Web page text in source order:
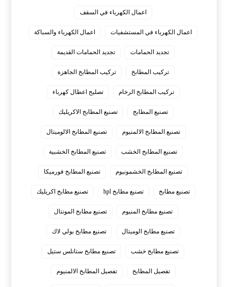
اعمال الكهرباء في السقف
اعمال الكهرباء في المستشفيات اعمال الكهرباء والسباكة
تجديد الحمامات تجديد الحمامات القديمة
تركيب المطابخ تركيب المطابخ الجاهزة
تركيب المطابخ الرخام تصليح اعطال كهرباء
تصنيع المطابخ تصنيع المطابخ الاكريليك
تصنيع المطابخ الالمنيوم تصنيع المطابخ الالوميتال
تصنيع المطابخ الخشب تصنيع المطابخ الخشبية
تصنيع المطابخ الخشمونيوم تصنيع المطابخ فورميكا
تصنيع مطابخ تصنيع مطابخ hpl تصنيع مطابخ اكريليك
تصنيع مطابخ المنيوم تصنيع مطابخ المونتال
تصنيع مطابخ الوميتال تصنيع مطابخ بولي لاك
تصنيع مطابخ خشب تصنيع مطابخ ستانلس ستيل
تفصيل المطابخ تفصيل المطابخ الالمنيوم